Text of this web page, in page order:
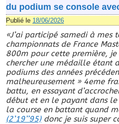
du podium se console
Publié le 18/06/2026
«J’ai participé samedi à mes
championnats de France
800m pour cette première, je
chercher une médaille étant
podiums des années
malheureusement » 4eme
battu, en essayant
début et en le payant dans
la course en battant quand
(2’19’’95)donc je suis super